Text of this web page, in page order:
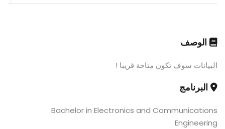
الوصف
البيانات سوف تكون متاحة قريبا !
البرنامج
Bachelor in Electronics and Communications
Engineering